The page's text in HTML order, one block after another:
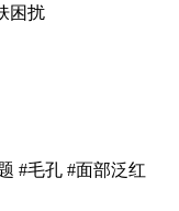
困扰
#毛孔 #面部泛红